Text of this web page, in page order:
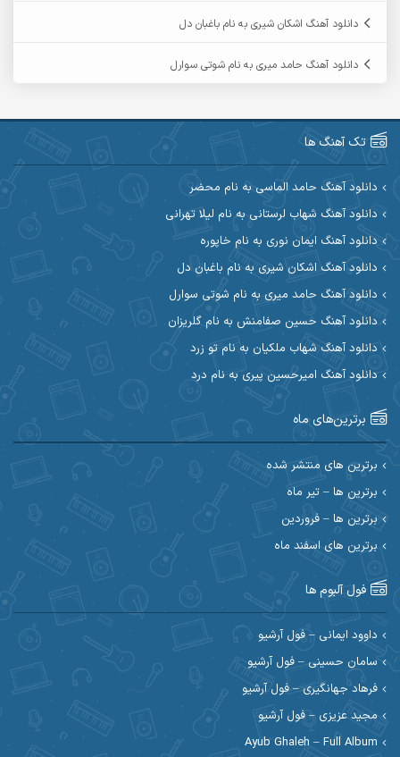
آرین صیادی
آرین مریدی
آوات بوکانی آوات یگانه
آیت احمدنژاد
ابراهیم شمس ابوالحسن جاویدان
ابی حسینی
احسان آیینفر
احسان امیدوار
احسان حیدری احسان دریادل
احسان رمضانی احسان علیانی
احسان کریمی احسان کمری
احسان مرادیان احمد اسلامی
احمد بیرانوند
احمد صحراییان
احمد نازدار احمد نوریان
احمدرضا امرایی
دانلود آهنگ اشکان شیری به نام باغبان دل
دانلود آهنگ حامد میری به نام شوتی سوارل
تک آهنگ ها
دانلود آهنگ حامد الماسی به نام محضر
دانلود آهنگ شهاب لرستانی به نام لیلا تهرانی
دانلود آهنگ ایمان نوری به نام خاپوره
دانلود آهنگ اشکان شیری به نام باغبان دل
دانلود آهنگ حامد میری به نام شوتی سوارل
دانلود آهنگ حسین صفامنش به نام گلریزان
دانلود آهنگ شهاب ملکیان به نام تو زرد
دانلود آهنگ امیرحسین پیری به نام درد
برترین‌های ماه
برترین های منتشر شده
برترین ها – تیر ماه
برترین ها – فروردین
برترین های اسفند ماه
فول آلبوم ها
داوود ایمانی – فول آرشیو
سامان حسینی – فول آرشیو
فرهاد جهانگیری – فول آرشیو
مجید عزیزی – فول آرشیو
Ayub Ghaleh – Full Album